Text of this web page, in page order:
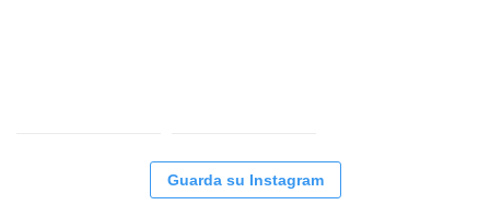
Guarda su Instagram